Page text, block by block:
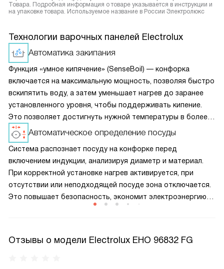
Товара. Подробная информация о товаре указывается в инструкции и
на упаковке товара. Используемое название в России Электролюкс
Технологии варочных панелей Electrolux
Автоматика закипания
Функция «умное кипячение» (SenseBoil) — конфорка
включается на максимальную мощность, позволяя быстро
вскипятить воду, а затем уменьшает нагрев до заранее
установленного уровня, чтобы поддерживать кипение.
Это позволяет достигнуть нужной температуры в более
короткие сроки, однако обратите внимание, что для
активации опции конфорка должна быть холодной.
Автоматическое определение посуды
Система распознает посуду на конфорке перед
включением индукции, анализируя диаметр и материал.
При корректной установке нагрев активируется, при
отсутствии или неподходящей посуде зона отключается.
Это повышает безопасность, экономит электроэнергию
Отзывы о модели Electrolux EHO 96832 FG